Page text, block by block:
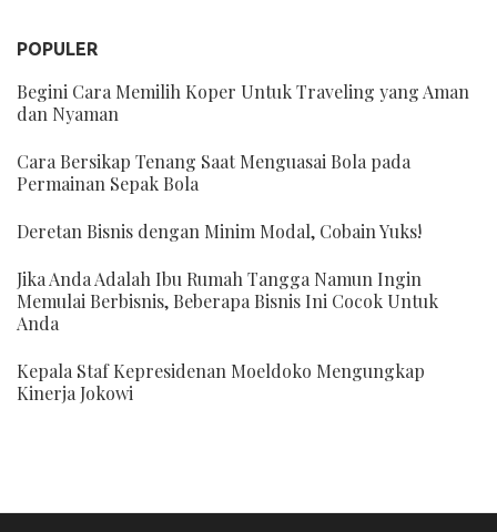
POPULER
Begini Cara Memilih Koper Untuk Traveling yang Aman
dan Nyaman
Cara Bersikap Tenang Saat Menguasai Bola pada
Permainan Sepak Bola
Deretan Bisnis dengan Minim Modal, Cobain Yuks!
Jika Anda Adalah Ibu Rumah Tangga Namun Ingin
Memulai Berbisnis, Beberapa Bisnis Ini Cocok Untuk
Anda
Kepala Staf Kepresidenan Moeldoko Mengungkap
Kinerja Jokowi